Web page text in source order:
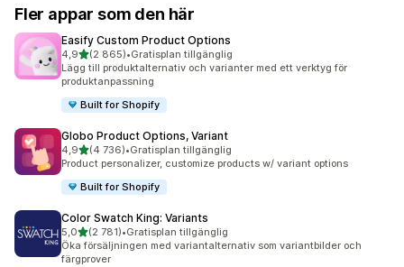
Fler appar som den här
Easify Custom Product Options
4,9av 5 stjärnor
(2 865)
2865 recensioner totalt
•Gratisplan tillgänglig
Lägg till produktalternativ och varianter med ett verktyg för
produktanpassning
Built for Shopify
Globo Product Options, Variant
4,9av 5 stjärnor
(4 736)
4736 recensioner totalt
•Gratisplan tillgänglig
Product personalizer, customize products w/ variant options
Built for Shopify
Color Swatch King: Variants
5,0av 5 stjärnor
(2 781)
2781 recensioner totalt
•Gratisplan tillgänglig
Öka försäljningen med variantalternativ som variantbilder och
färgprover